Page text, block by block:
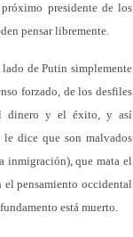
presidente de los
pensar libremente.
de Putin simplemente
forzado, de los desfiles
dinero y el éxito, y así
le dice que son malvados
inmigración), que mata el
pensamiento occidental
está muerto.